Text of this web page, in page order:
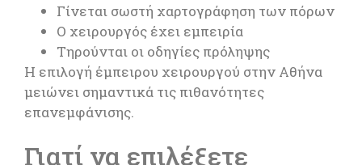
Γίνεται σωστή χαρτογράφηση των πόρων
Ο χειρουργός έχει εμπειρία
Τηρούνται οι οδηγίες πρόληψης
Η επιλογή έμπειρου χειρουργού στην Αθήνα
μειώνει σημαντικά τις πιθανότητες
επανεμφάνισης.
Γιατί να επιλέξετε